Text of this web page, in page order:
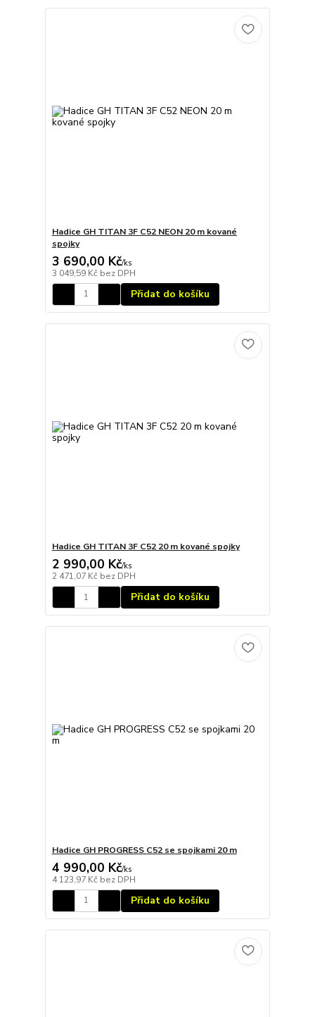
Hadice GH TITAN 3F C52 NEON 20 m kované
spojky
3 690,00 Kč/ks
3 049,59 Kč bez DPH
Přidat do košíku
Hadice GH TITAN 3F C52 20 m kované spojky
2 990,00 Kč/ks
2 471,07 Kč bez DPH
Přidat do košíku
Hadice GH PROGRESS C52 se spojkami 20 m
4 990,00 Kč/ks
4 123,97 Kč bez DPH
Přidat do košíku